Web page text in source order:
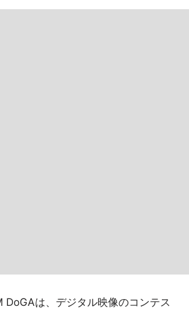
DoGAは、デジタル映像のコンテス